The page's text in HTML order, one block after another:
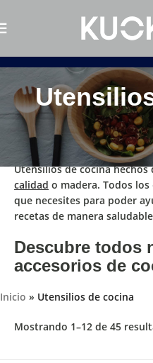
Utensilios de cocina hechos
calidad o madera. Todos
que necesites para poder
recetas de manera
Descubre todos
accesorios de
Inicio » Utensilios de cocina
Mostrando 1–12 de 45